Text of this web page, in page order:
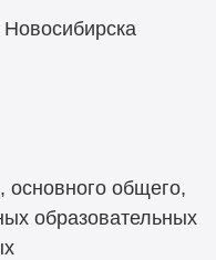
основного общего,
образовательных